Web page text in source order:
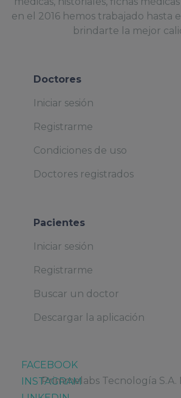
en el 2016 hemos trabajado hasta
brindarte la mejor
Doctores
Iniciar sesión
Registrarme
Condiciones de uso
Doctores registrados
Pacientes
Iniciar sesión
Registrarme
Buscar un doctor
Descargar la aplicación
FACEBOOK
INSTAGRAM
Primmelabs Tecnología S.A.